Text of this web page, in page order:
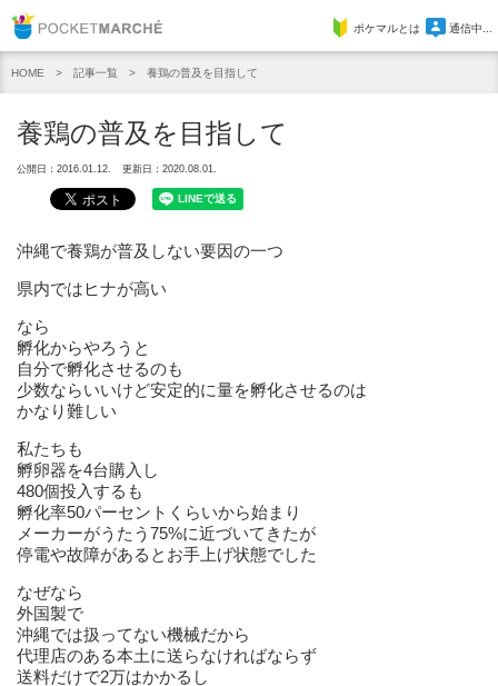
Pocket Marcheポケマルとは 通信中...
HOME 記事一覧 養鶏の普及を目指して
養鶏の普及を目指して
公開日：2016.01.12. 更新日：2020.08.01.
沖縄で養鶏が普及しない要因の一つ
県内ではヒナが高い
なら
孵化からやろうと
自分で孵化させるのも
少数ならいいけど安定的に量を孵化させるのは
かなり難しい
私たちも
孵卵器を4台購入し
480個投入するも
孵化率50パーセントくらいから始まり
メーカーがうたう75%に近づいてきたが
停電や故障があるとお手上げ状態でした
なぜなら
外国製で
沖縄では扱ってない機械だから
代理店のある本土に送らなければならず
送料だけで2万はかかるし